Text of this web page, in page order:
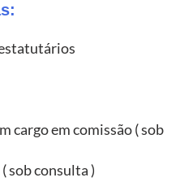
cargo em comissão ( sob
sob consulta )